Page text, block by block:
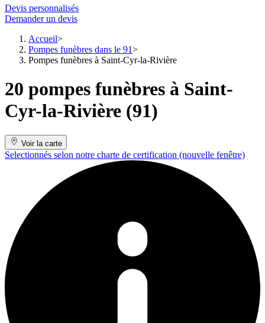
Devis personnalisés
Demander un devis
Accueil
Pompes funèbres dans le 91
Pompes funèbres à Saint-Cyr-la-Rivière
20 pompes funèbres à Saint-
Cyr-la-Rivière (91)
Voir la carte
Selectionnés selon notre charte de certification (nouvelle fenêtre)